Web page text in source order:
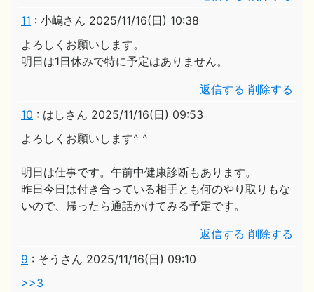
11 : 小嶋さん 2025/11/16(日) 10:38
よろしくお願いします。
明日は1日休みで特に予定はありません。
返信する 削除する
10 : はしさん 2025/11/16(日) 09:53
よろしくお願いします^ ^
明日は仕事です。午前中健康診断もあります。
昨日今日は付き合っている相手とも何のやり取りもな
いので、帰ったら通話かけてみる予定です。
返信する 削除する
9 : そうさん 2025/11/16(日) 09:10
>>3